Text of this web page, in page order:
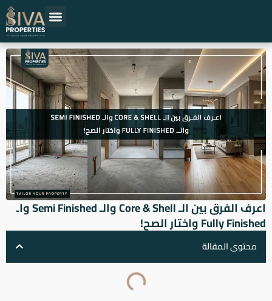
المحتوى
اعرف الفرق بين الـ Core & Shell والـ Semi Finished واـ
Fully Finished واختار الصح!
محتوى المقالة